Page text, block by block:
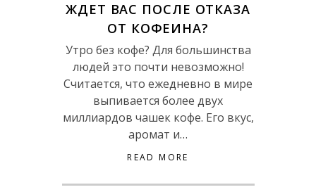
ЖДЕТ ВАС ПОСЛЕ ОТКАЗА
ОТ КОФЕИНА?
Утро без кофе? Для большинства
людей это почти невозможно!
Считается, что ежедневно в мире
выпивается более двух
миллиардов чашек кофе. Его вкус,
аромат и…
READ MORE